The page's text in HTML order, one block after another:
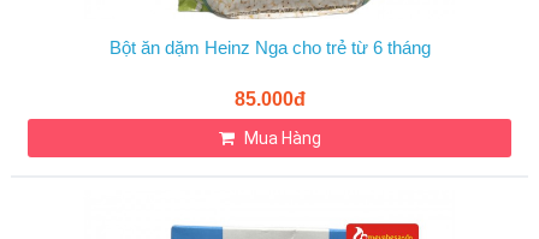
Bột ăn dặm Heinz Nga cho trẻ từ 6 tháng
85.000đ
Mua Hàng